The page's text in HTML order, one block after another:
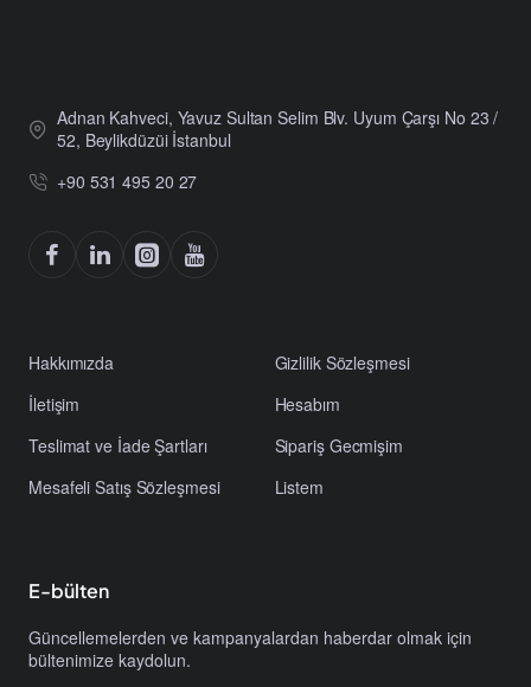
Adnan Kahveci, Yavuz Sultan Selim Blv. Uyum Çarşı No 23 /
52, Beylikdüzüi İstanbul
+90 531 495 20 27
Hakkımızda
İletişim
Teslimat ve İade Şartları
Mesafeli Satış Sözleşmesi
Gizlilik Sözleşmesi
Hesabım
Sipariş Gecmişim
Listem
E-bülten
Güncellemelerden ve kampanyalardan haberdar olmak için
bültenimize kaydolun.